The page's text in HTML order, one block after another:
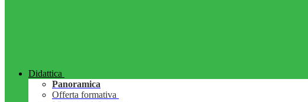
Didattica
Panoramica
Offerta formativa